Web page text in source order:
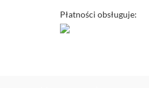
Płatności obsługuje: